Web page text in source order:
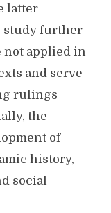
latter
study further
not applied in
and serve
rulings
the
of
history,
social